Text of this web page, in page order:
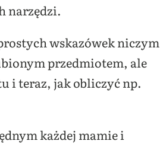
narzędzi.
wskazówek niczym
przedmiotem, ale
i teraz, jak obliczyć np.
każdej mamie i